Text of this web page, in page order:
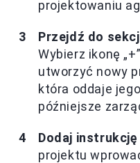
projektowaniu
Przejdź do
Wybierz ikonę
utworzyć nowy
która oddaje
późniejsze
Dodaj
projektu